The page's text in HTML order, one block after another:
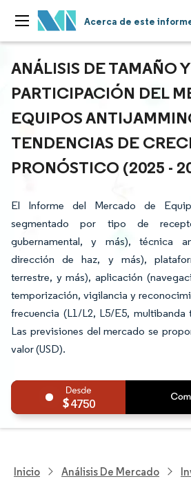
Acerca de este
ANÁLISIS DE TAMAÑO Y
PARTICIPACIÓN DEL
EQUIPOS
TENDENCIAS DE
PRONÓSTICO (2025 -
El Informe del Mercado de
segmentado por tipo de
gubernamental, y más), técnica
dirección de haz, y más),
terrestre, y más), aplicación
temporización, vigilancia y
frecuencia (L1/L2, L5/E5,
Las previsiones del mercado se
valor (USD).
4750
Inicio Análisis De Mercado